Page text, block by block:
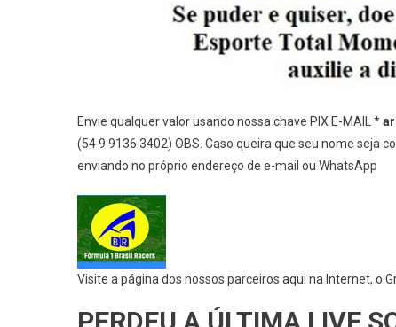
Envie qualquer valor usando nossa chave PIX E-MAIL *
(54 9 9136 3402) OBS. Caso queira que seu nome seja
enviando no próprio endereço de e-mail ou WhatsApp
Visite a página dos nossos parceiros aqui na Internet, o